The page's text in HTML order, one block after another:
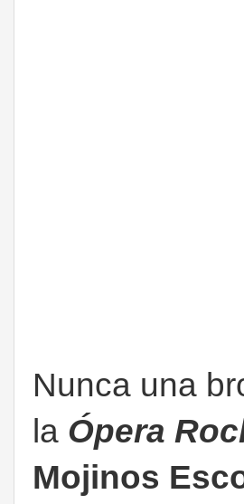
Nunca una
la Ópera
Mojinos